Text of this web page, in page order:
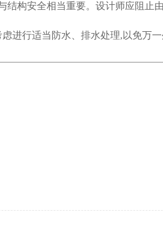
安全相当重要。设计师应阻止由
行适当防水、排水处理,以免万一